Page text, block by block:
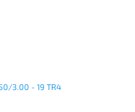
3.00 - 19 TR4